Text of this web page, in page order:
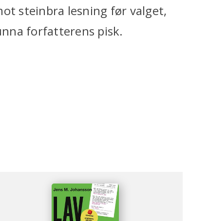
steinbra lesning før valget,
forfatterens pisk.